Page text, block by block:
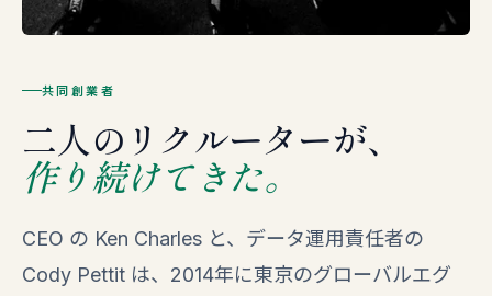
共同創業者
二人のリクルーターが、
作り続けてきた。
CEO の Ken Charles と、データ運用責任者の
Cody Pettit は、2014年に東京のグローバルエグ